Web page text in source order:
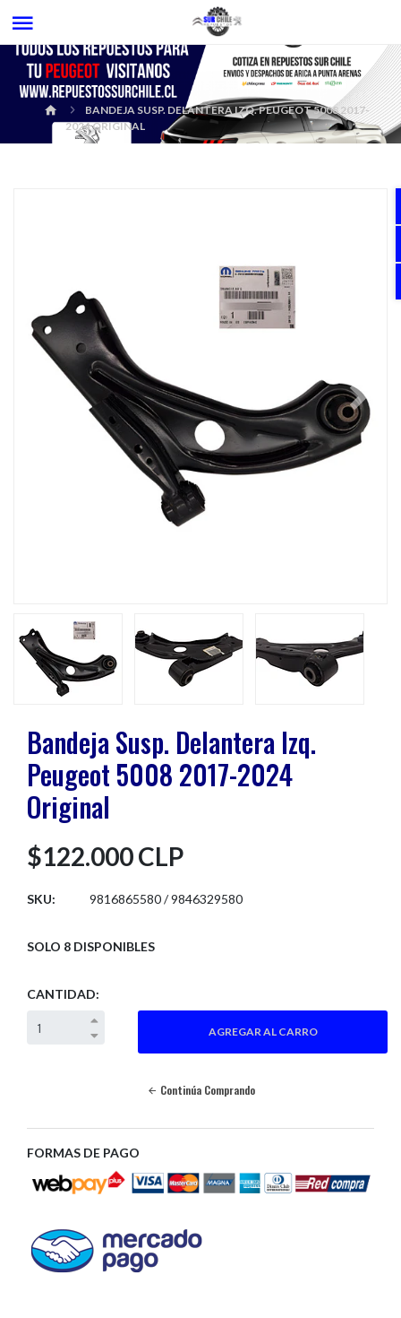
BANDEJA SUSP. DELANTERA IZQ. PEUGEOT 5008 2017-
2024 ORIGINAL
Next
Bandeja Susp. Delantera Izq.
Peugeot 5008 2017-2024
Original
$122.000 CLP
SKU: 9816865580 / 9846329580
SOLO 8 DISPONIBLES
CANTIDAD:
Continúa Comprando
FORMAS DE PAGO